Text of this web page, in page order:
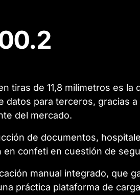
tiras de 11,8 milímetros es la
para terceros, gracias a
del mercado.
de documentos,
confeti en cuestión de
manual integrado, que
práctica plataforma de